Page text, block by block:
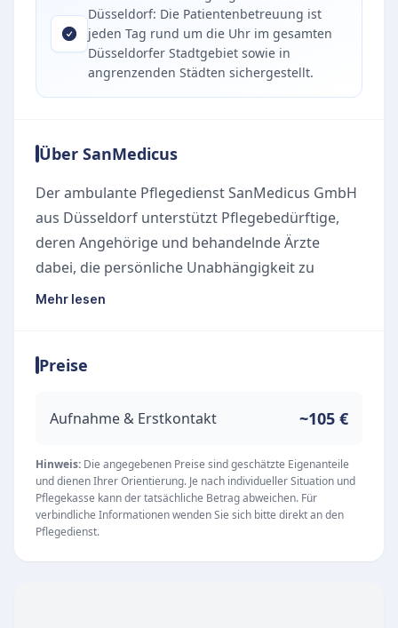
Düsseldorf: Die Patientenbetreuung ist
jeden Tag rund um die Uhr im gesamten
Düsseldorfer Stadtgebiet sowie in
angrenzenden Städten sichergestellt.
Über SanMedicus
Der ambulante Pflegedienst SanMedicus GmbH
aus Düsseldorf unterstützt Pflegebedürftige,
deren Angehörige und behandelnde Ärzte
dabei, die persönliche Unabhängigkeit zu
fördern und den Gesundheitszustand
Erkenntnissen und richtet sich gezielt nach den
Unsere Expertise
verschiedener Ausbildungswege, um ein breites
Spektrum der täglichen ambulanten Pflege
abzudecken. Alle Pflegekräfte sind examiniert
und verfügen häufig über wertvolle
Zusatzqualifikationen. Dies spiegelt sich in einer
Mehr lesen
Preise
Aufnahme & Erstkontakt ~105 €
Hinweis: Die angegebenen Preise sind geschätzte Eigenanteile
und dienen Ihrer Orientierung. Je nach individueller Situation und
Pflegekasse kann der tatsächliche Betrag abweichen. Für
verbindliche Informationen wenden Sie sich bitte direkt an den
Pflegedienst.